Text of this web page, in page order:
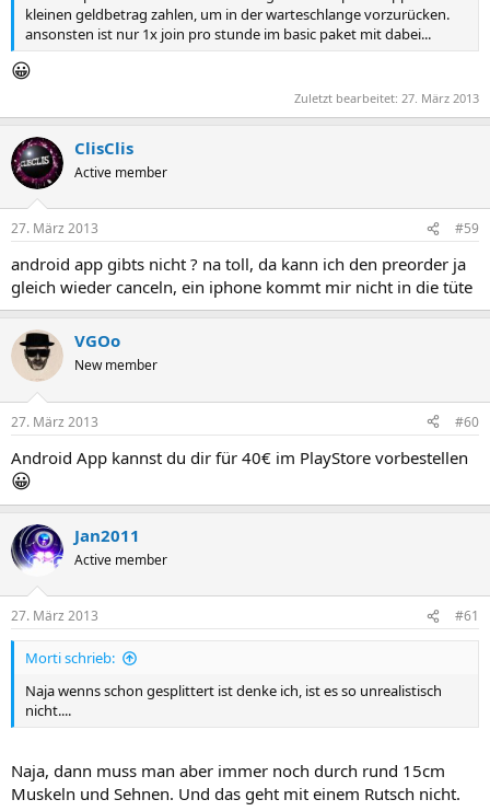
kleinen geldbetrag zahlen, um in der warteschlange vorzurücken.
ansonsten ist nur 1x join pro stunde im basic paket mit dabei...
😀
Zuletzt bearbeitet: 27. März 2013
ClisClis
Active member
27. März 2013 #59
android app gibts nicht ? na toll, da kann ich den preorder ja
gleich wieder canceln, ein iphone kommt mir nicht in die tüte
VGOo
New member
27. März 2013 #60
Android App kannst du dir für 40€ im PlayStore vorbestellen
😀
Jan2011
Active member
27. März 2013 #61
Morti schrieb:
Naja wenns schon gesplittert ist denke ich, ist es so unrealistisch
nicht....
Naja, dann muss man aber immer noch durch rund 15cm
Muskeln und Sehnen. Und das geht mit einem Rutsch nicht.